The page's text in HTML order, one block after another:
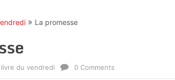
La promesse
livre du vendredi 0 Comments